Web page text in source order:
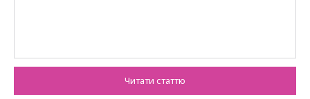
Читати статтю